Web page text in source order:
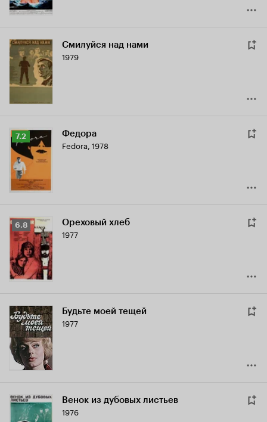
Смилуйся над нами
1979
Рейтинг
Кинопоиска
7.2
7.2 Федора
Fedora, 1978
Рейтинг
Кинопоиска
6.8
6.8 Ореховый хлеб
1977
Будьте моей тещей
1977
Венок из дубовых листьев
1976